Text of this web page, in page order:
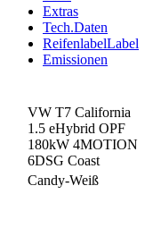
Extras
Tech.Daten
ReifenlabelLabel
Emissionen
VW T7 California
1.5 eHybrid OPF
180kW 4MOTION
6DSG Coast
Candy-Weiß